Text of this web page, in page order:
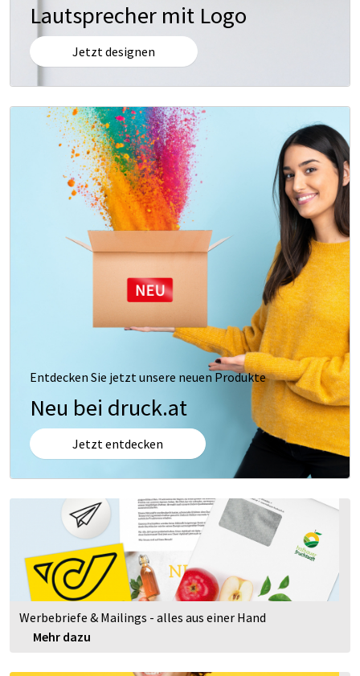
Lautsprecher mit Logo
Jetzt designen
Entdecken Sie jetzt unsere neuen Produkte
Neu bei druck.at
Jetzt entdecken
Werbebriefe & Mailings - alles aus einer Hand
Mehr dazu